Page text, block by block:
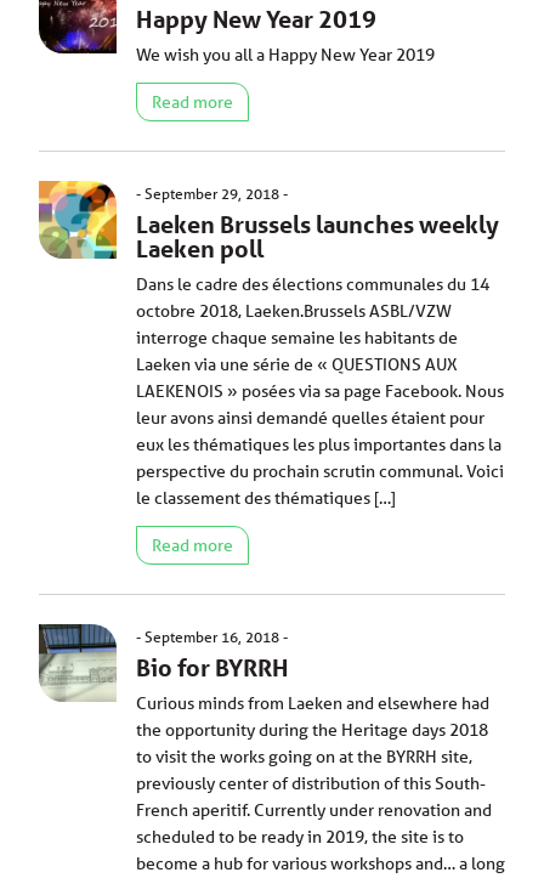
Happy New Year 2019
We wish you all a Happy New Year 2019
Read more
September 29, 2018
Laeken Brussels launches weekly
Laeken poll
Dans le cadre des élections communales du 14
octobre 2018, Laeken.Brussels ASBL/VZW
interroge chaque semaine les habitants de
Laeken via une série de « QUESTIONS AUX
LAEKENOIS » posées via sa page Facebook. Nous
leur avons ainsi demandé quelles étaient pour
eux les thématiques les plus importantes dans la
perspective du prochain scrutin communal. Voici
le classement des thématiques […]
Read more
September 16, 2018
Bio for BYRRH
Curious minds from Laeken and elsewhere had
the opportunity during the Heritage days 2018
to visit the works going on at the BYRRH site,
previously center of distribution of this South-
French aperitif. Currently under renovation and
scheduled to be ready in 2019, the site is to
become a hub for various workshops and… a long